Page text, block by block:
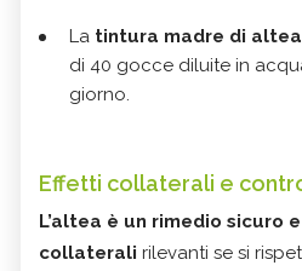
La tintura madre di altea
di 40 gocce diluite in
giorno.
Effetti collaterali e
L’altea è un rimedio sicuro
collaterali rilevanti se si